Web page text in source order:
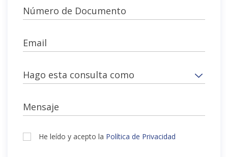
Número de Documento
Email
Hago esta consulta como
Mensaje
He leído y acepto la Política de Privacidad